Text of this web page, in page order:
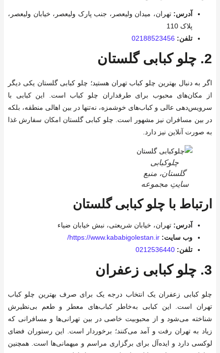
آدرس: تهران، میدان ولیعصر، جنب پارک ولیعصر، خیابان ولیعصر،
پلاک 110
تلفن: 02188523456
2. چلو کبابی گلستان
اگر به دنبال بهترین چلو کباب تهران هستید؛ چلو کبابی گلستان یکی دیگر
از مکان‌های محبوب برای طرفداران چلو کباب است. این کبابی با
سرویس‌دهی عالی و کباب‌های خوشمزه، نه‌تنها در بین اهالی منطقه، بلکه
در بین مسافران نیز مشهور است. چلو کبابی گلستان امکان سفارش غذا
به صورت آنلاین نیز دارد.
چلوکبابی
گلستان، منبع
سایتِ مجموعه
ارتباط با چلو کبابی گلستان
آدرس: تهران، خیابان شریعتی، نبش خیابان ضیاء
وب سایت: https://www.kababigolestan.ir/
تلفن: 0212536440
3. چلو کبابی زعفران
چلو کبابی زعفران یک انتخاب درجه یک برای صرف بهترین چلو کباب
تهران است. این کبابی به‌خاطر کباب‌های معطر و طعم بی‌نظیرش
شناخته می‌شود و از محبوبیت خاصی در بین تهرانی‌ها و مسافرانی که
زیاد به تهران رفت و آمد می‌کنند؛ برخوردار است. این رستوران فضای
لوکسی دارد و ایده‌آل برای برگزاری مراسم و میهمانی‌ها است. همچنین